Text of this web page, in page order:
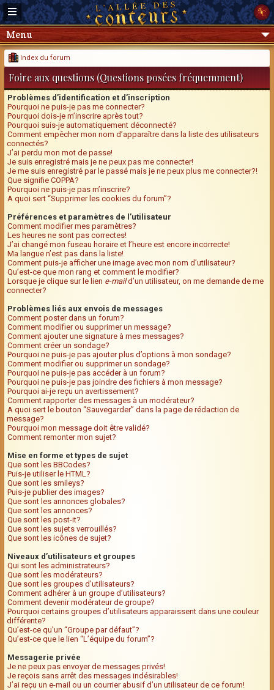
Menu
Index du forum
Foire aux questions (Questions posées fréquemment)
Problèmes d’identification et d’inscription
Pourquoi ne puis-je pas me connecter?
Pourquoi dois-je m’inscrire après tout?
Pourquoi suis-je automatiquement déconnecté?
Comment empêcher mon nom d’apparaître dans la liste des utilisateurs
connectés?
J’ai perdu mon mot de passe!
Je suis enregistré mais je ne peux pas me connecter!
Je me suis enregistré par le passé mais je ne peux plus me connecter?!
Que signifie COPPA?
Pourquoi ne puis-je pas m’inscrire?
A quoi sert “Supprimer les cookies du forum”?
Préférences et paramètres de l’utilisateur
Comment modifier mes paramètres?
Les heures ne sont pas correctes!
J’ai changé mon fuseau horaire et l’heure est encore incorrecte!
Ma langue n’est pas dans la liste!
Comment puis-je afficher une image avec mon nom d’utilisateur?
Qu’est-ce que mon rang et comment le modifier?
Lorsque je clique sur le lien e-maild’un utilisateur, on me demande de me
connecter?
Problèmes liés aux envois de messages
Comment poster dans un forum?
Comment modifier ou supprimer un message?
Comment ajouter une signature à mes messages?
Comment créer un sondage?
Pourquoi ne puis-je pas ajouter plus d’options à mon sondage?
Comment modifier ou supprimer un sondage?
Pourquoi ne puis-je pas accéder à un forum?
Pourquoi ne puis-je pas joindre des fichiers à mon message?
Pourquoi ai-je reçu un avertissement?
Comment rapporter des messages à un modérateur?
A quoi sert le bouton “Sauvegarder” dans la page de rédaction de
message?
Pourquoi mon message doit être validé?
Comment remonter mon sujet?
Mise en forme et types de sujet
Que sont les BBCodes?
Puis-je utiliser le HTML?
Que sont les smileys?
Puis-je publier des images?
Que sont les annonces globales?
Que sont les annonces?
Que sont les post-it?
Que sont les sujets verrouillés?
Que sont les icônes de sujet?
Niveaux d’utilisateurs et groupes
Qui sont les administrateurs?
Que sont les modérateurs?
Que sont les groupes d’utilisateurs?
Comment adhérer à un groupe d’utilisateurs?
Comment devenir modérateur de groupe?
Pourquoi certains groupes d’utilisateurs apparaissent dans une couleur
différente?
Qu’est-ce qu’un “Groupe par défaut”?
Qu’est-ce que le lien “L’équipe du forum”?
Messagerie privée
Je ne peux pas envoyer de messages privés!
Je reçois sans arrêt des messages indésirables!
J’ai reçu un e-mail ou un courrier abusif d’un utilisateur de ce forum!